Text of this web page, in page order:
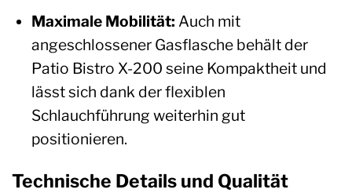
Maximale Mobilität: Auch mit
angeschlossener Gasflasche behält der
Patio Bistro X-200 seine Kompaktheit und
lässt sich dank der flexiblen
Schlauchführung weiterhin gut
positionieren.
Technische Details und Qualität